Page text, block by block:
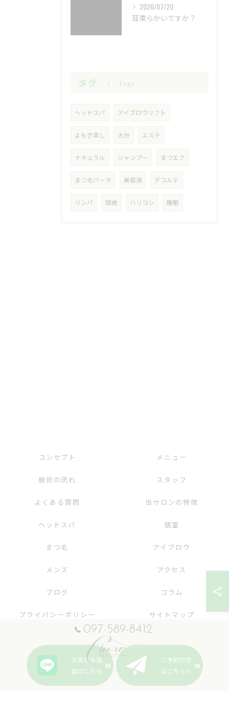
2026/07/20
耳柔らかいですか？
タグ Tags
ヘッドスパ アイブロウリフト
よもぎ蒸し 大分 エステ
ナチュラル シャンプー まつエク
まつ毛パーマ 美容液 デコルテ
リンパ 頭皮 ハリコシ 睡眠
097-589-8412
お友だち追
加はこちら
ご予約の方
はこちらへ
コンセプト メニュー
施術の流れ スタッフ
よくある質問 当サロンの特徴
ヘッドスパ 個室
まつ毛 アイブロウ
メンズ アクセス
ブログ コラム
プライバシーポリシー サイトマップ